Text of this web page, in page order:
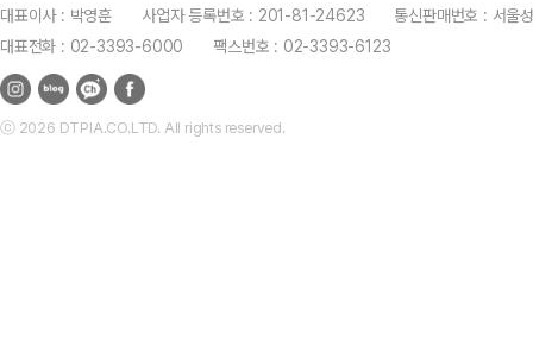
대표이사 : 박영훈
사업자 등록번호 : 201-81-24623
통신판매번호 : 서
대표전화 : 02-3393-6000
팩스번호 : 02-3393-6123
ⓒ 2026 DTPIA.CO.LTD. All rights reserved.